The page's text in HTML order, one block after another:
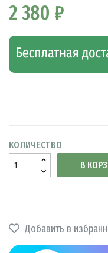
2 380 ₽
КОЛИЧЕСТВО
В
Добавить в